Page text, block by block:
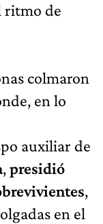
ritmo de
colmaron
en lo
auxiliar de
,presidió
,
en el